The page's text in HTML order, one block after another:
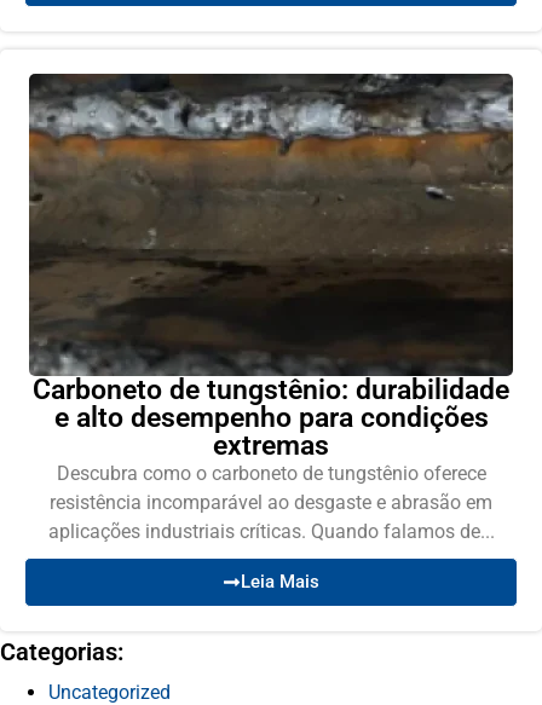
Carboneto de tungstênio: durabilidade
e alto desempenho para condições
extremas
Descubra como o carboneto de tungstênio oferece
resistência incomparável ao desgaste e abrasão em
aplicações industriais críticas. Quando falamos de...
Leia Mais
Categorias:
Uncategorized